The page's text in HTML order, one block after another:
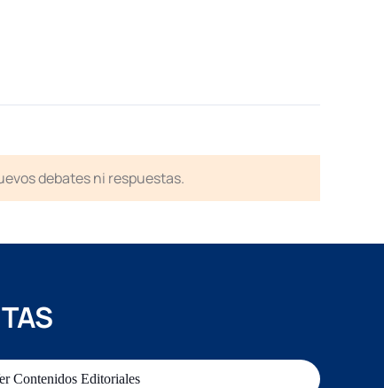
debates ni respuestas.
Contenidos Editoriales